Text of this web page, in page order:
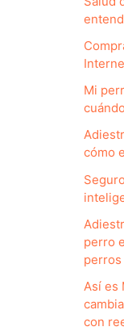
Mi
cómo
perro
perros
Así es
con